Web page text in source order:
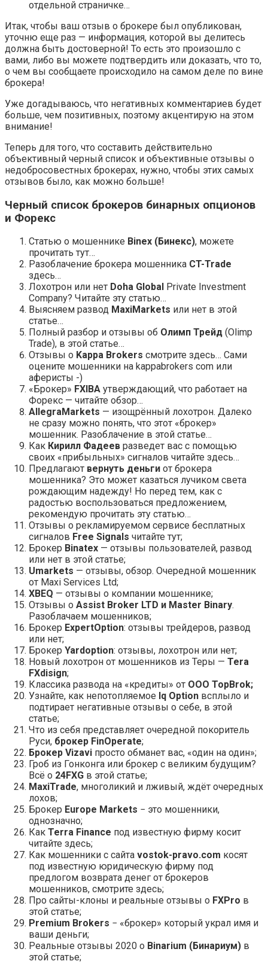
отдельной страничке…
Итак, чтобы ваш отзыв о брокере был опубликован,
уточню еще раз — информация, которой вы делитесь
должна быть достоверной! То есть это произошло с
вами, либо вы можете подтвердить или доказать, что то,
о чем вы сообщаете происходило на самом деле по вине
брокера!
Уже догадываюсь, что негативных комментариев будет
больше, чем позитивных, поэтому акцентирую на этом
внимание!
Теперь для того, что составить действительно
объективный черный список и объективные отзывы о
недобросовестных брокерах, нужно, чтобы этих самых
отзывов было, как можно больше!
Черный список брокеров бинарных опционов
и Форекс
Статью о мошеннике Binex (Бинекс), можете
прочитать тут…
Разоблачение брокера мошенника CT-Trade
здесь…
Лохотрон или нет Doha Global Private Investment
Company? Читайте эту статью…
Выясняем развод MaxiMarkets или нет в этой
статье…
Полный разбор и отзывы об Олимп Трейд (Olimp
Trade), в этой статье…
Отзывы о Kappa Brokers смотрите здесь… Сами
оцените мошенники на kappabrokers com или
аферисты -)
«Брокер» FXIBA утверждающий, что работает на
Форекс — читайте обзор…
AllegraMarkets — изощрённый лохотрон. Далеко
не сразу можно понять, что этот «брокер»
мошенник. Разоблачение в этой статье…
Как Кирилл Фадеев разведет вас с помощью
своих «прибыльных» сигналов читайте здесь…
Предлагают вернуть деньги от брокера
мошенника? Это может казаться лучиком света
рождающим надежду! Но перед тем, как с
радостью воспользоваться предложением,
рекомендую прочитать эту статью…
Отзывы о рекламируемом сервисе бесплатных
сигналов Free Signals читайте тут;
Брокер Binatex — отзывы пользователей, развод
или нет в этой статье;
Umarkets — отзывы, обзор. Очередной мошенник
от Maxi Services Ltd;
XBEQ — отзывы о компании мошеннике;
Отзывы о Assist Broker LTD и Master Binary.
Разоблачаем мошенников;
Брокер ExpertOption: отзывы трейдеров, развод
или нет;
Брокер Yardoption: отзывы, лохотрон или нет;
Новый лохотрон от мошенников из Теры — Tera
FXdisign;
Классика развода на «кредиты» от ООО TopBrok;
Узнайте, как непотопляемое Iq Option всплыло и
подтирает негативные отзывы о себе, в этой
статье;
Что из себя представляет очередной покоритель
Руси, брокер FinOperate;
Брокер Vizavi просто обманет вас, «один на один»;
Гроб из Гонконга или брокер с великим будущим?
Всё о 24FXG в этой статье;
MaxiTrade, многоликий и лживый, ждёт очередных
лохов;
Брокер Europe Markets − это мошенники,
однозначно;
Как Terra Finance под известную фирму косит
читайте здесь;
Как мошенники с сайта vostok-pravo.com косят
под известную юридическую фирму под
предлогом возврата денег от брокеров
мошенников, смотрите здесь;
Про сайты-клоны и реальные отзывы о FXPro в
этой статье;
Premium Brokers − «брокер» который украл имя и
ваши деньги;
Реальные отзывы 2020 о Binarium (Бинариум) в
этой статье;